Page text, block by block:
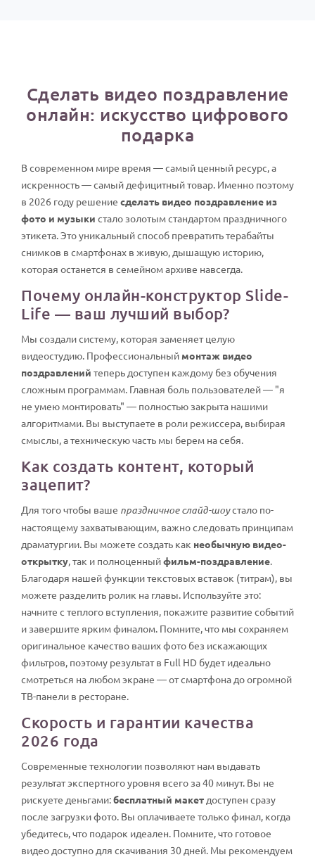
Сделать видео поздравление
онлайн: искусство цифрового
подарка
В современном мире время — самый ценный ресурс, а
искренность — самый дефицитный товар. Именно поэтому
в 2026 году решение сделать видео поздравление из
фото и музыки стало золотым стандартом праздничного
этикета. Это уникальный способ превратить терабайты
снимков в смартфонах в живую, дышащую историю,
которая останется в семейном архиве навсегда.
Почему онлайн-конструктор Slide-
Life — ваш лучший выбор?
Мы создали систему, которая заменяет целую
видеостудию. Профессиональный монтаж видео
поздравлений теперь доступен каждому без обучения
сложным программам. Главная боль пользователей — "я
не умею монтировать" — полностью закрыта нашими
алгоритмами. Вы выступаете в роли режиссера, выбирая
смыслы, а техническую часть мы берем на себя.
Как создать контент, который
зацепит?
Для того чтобы ваше праздничное слайд-шоустало по-
настоящему захватывающим, важно следовать принципам
драматургии. Вы можете создать как необычную видео-
открытку, так и полноценныйфильм-поздравление.
Благодаря нашей функции текстовых вставок (титрам), вы
можете разделить ролик на главы. Используйте это:
начните с теплого вступления, покажите развитие событий
и завершите ярким финалом. Помните, что мы сохраняем
оригинальное качество ваших фото без искажающих
фильтров, поэтому результат в Full HD будет идеально
смотреться на любом экране — от смартфона до огромной
ТВ-панели в ресторане.
Скорость и гарантии качества
2026 года
Современные технологии позволяют нам выдавать
результат экспертного уровня всего за 40 минут. Вы не
рискуете деньгами:бесплатный макет доступен сразу
после загрузки фото. Вы оплачиваете только финал, когда
убедитесь, что подарок идеален. Помните, что готовое
видео доступно для скачивания 30 дней. Мы рекомендуем